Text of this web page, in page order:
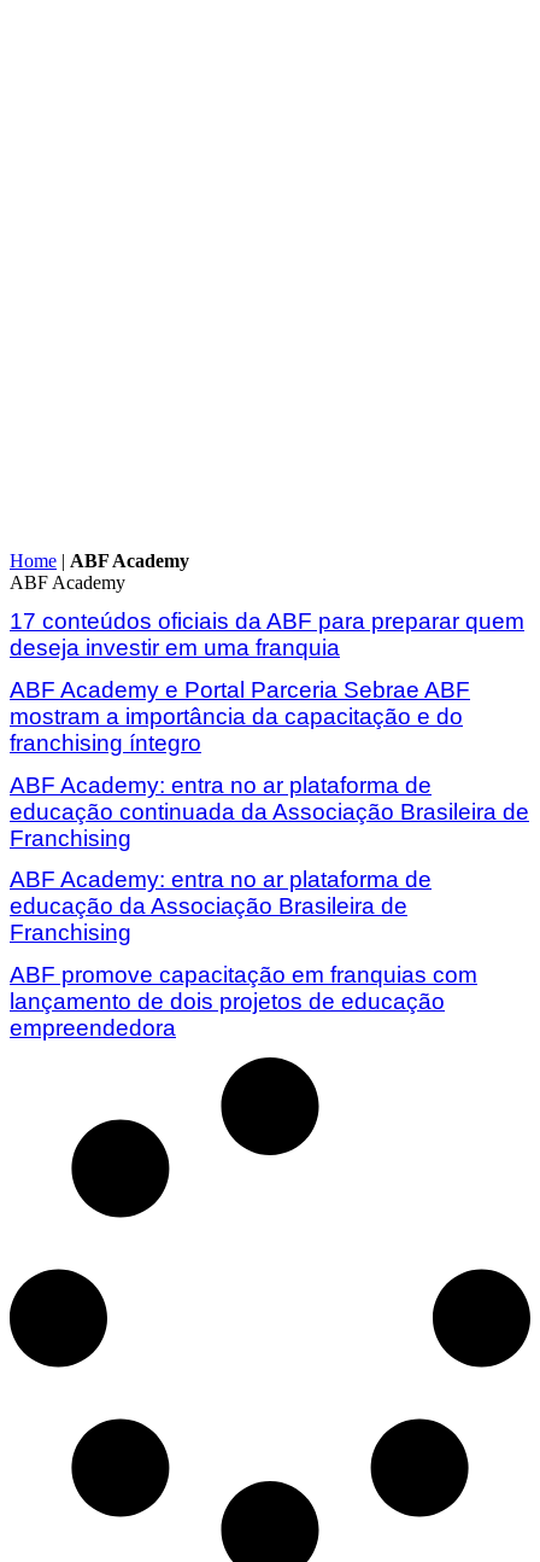
Home | ABF Academy
ABF Academy
17 conteúdos oficiais da ABF para preparar quem
deseja investir em uma franquia
ABF Academy e Portal Parceria Sebrae ABF
mostram a importância da capacitação e do
franchising íntegro
ABF Academy: entra no ar plataforma de
educação continuada da Associação Brasileira de
Franchising
ABF Academy: entra no ar plataforma de
educação da Associação Brasileira de
Franchising
ABF promove capacitação em franquias com
lançamento de dois projetos de educação
empreendedora